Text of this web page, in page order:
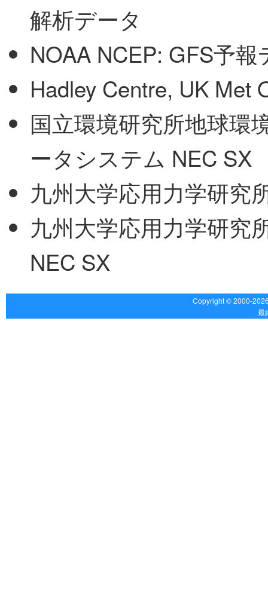
解析データ
NOAA NCEP: GFS予報
Hadley Centre, UK Met
国立環境研究所地球環
ータシステム NEC SX
九州大学応用力学研究
九州大学応用力学研究
NEC SX
Copyright © 2000-
最